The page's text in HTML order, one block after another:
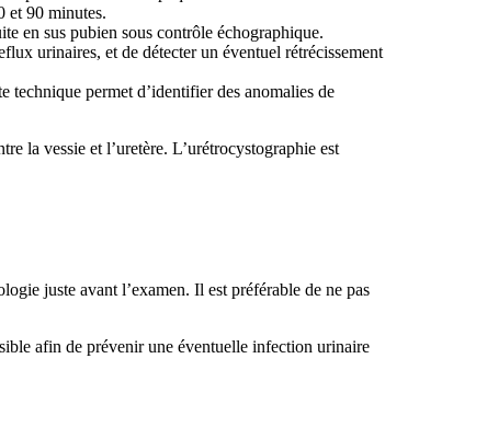
et 90 minutes.
en sus pubien sous contrôle échographique.
urinaires, et de détecter un éventuel rétrécissement
technique permet d’identifier des anomalies de
la vessie et l’uretère. L’urétrocystographie est
juste avant l’examen. Il est préférable de ne pas
afin de prévenir une éventuelle infection urinaire